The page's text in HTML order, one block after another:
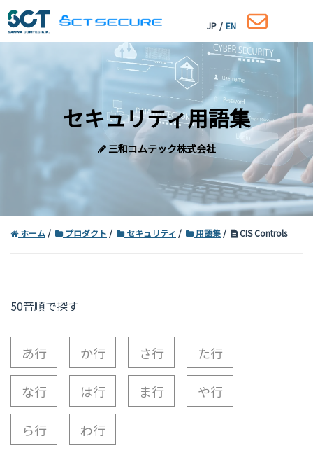
JP / EN
セキュリティ用語集
三和コムテック株式会社
ホーム プロダクト セキュリティ 用語集 CIS Controls
50音順で探す
あ行 か行 さ行 た行
な行 は行 ま行 や行
ら行 わ行